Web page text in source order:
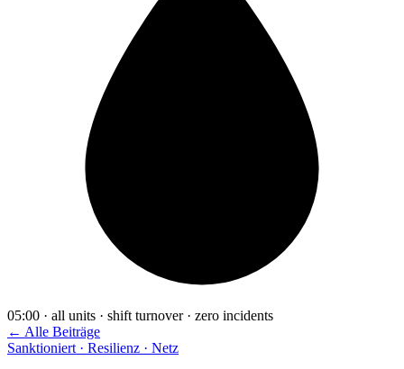
05:00 · all units · shift turnover · zero incidents
← Alle Beiträge
Sanktioniert · Resilienz · Netz